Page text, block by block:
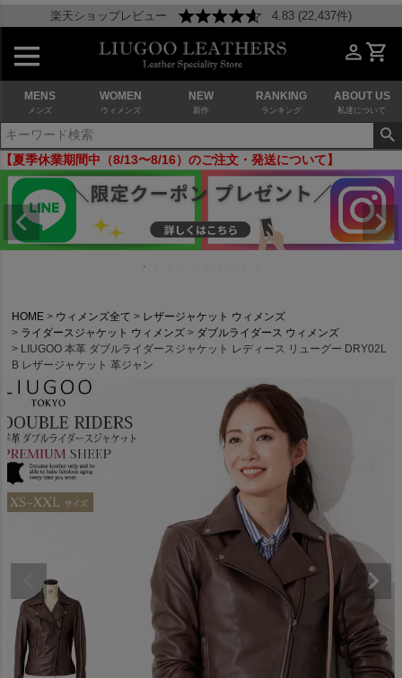
楽天ショップレビュー 4.83 (22,437件)
MENS
メンズ
WOMEN
ウィメンズ
NEW
新作
RANKING
ランキング
ABOUT US
私達について
【夏季休業期間中（8/13〜8/16）のご注文・発送について】
HOME ウィメンズ全て
レザージャケット ウィメンズ
ライダースジャケット ウィメンズ
ダブルライダース ウィメンズ
LIUGOO 本革 ダブルライダースジャケット レディース リューグー DRY02L
B レザージャケット 革ジャン